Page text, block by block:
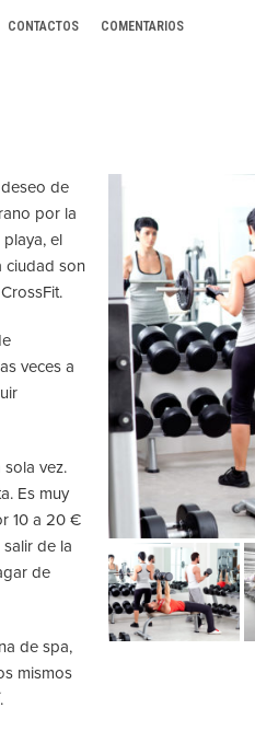
CONTACTOS COMENTARIOS
de
por la
el
ciudad son
veces a
sola vez.
Es muy
10 a 20 €
de la
de
de spa,
mismos